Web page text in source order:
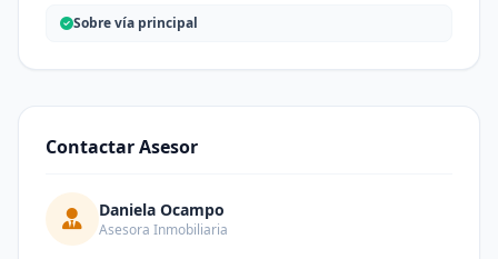
Sobre vía principal
Contactar Asesor
Daniela Ocampo
Asesora Inmobiliaria